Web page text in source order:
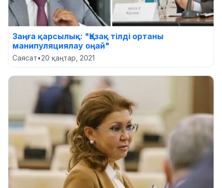
Заңға қарсылық: "Қазақ тілді ортаны
манипуляциялау оңай"
Саясат•20 қаңтар, 2021